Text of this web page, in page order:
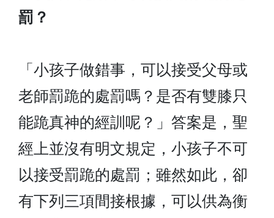
罰？
「小孩子做錯事，可以接受父母或
老師罰跪的處罰嗎？是否有雙膝只
能跪真神的經訓呢？」答案是，聖
經上並沒有明文規定，小孩子不可
以接受罰跪的處罰；雖然如此，卻
有下列三項間接根據，可以供為衡